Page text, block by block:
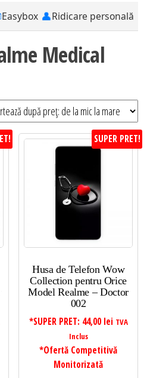
Easybox 👤Ridicare personală
Medical
SUPER PRET!
Husa de Telefon Wow
Collection pentru Orice
Model Realme – Doctor
002
*SUPER PRET: 44,00 lei TVA
Inclus
*Ofertă Competitivă
Monitorizată